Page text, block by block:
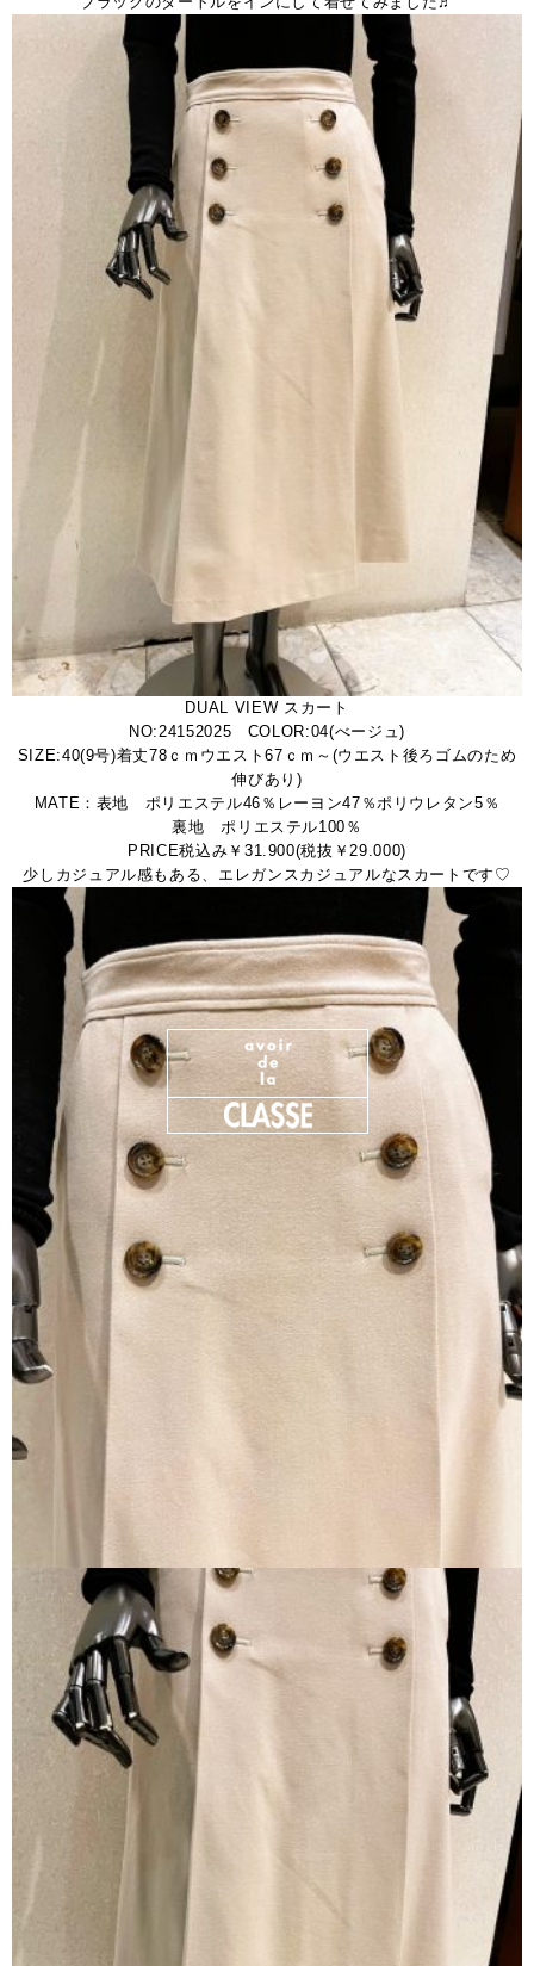
DUAL VIEW スカート
NO:24152025 COLOR:04(べージュ)
SIZE:40(9号)着丈78ｃｍウエスト67ｃｍ～(ウエスト後ろゴムのため
伸びあり)
MATE：表地 ポリエステル46％レーヨン47％ポリウレタン5％
裏地 ポリエステル100％
PRICE税込み￥31.900(税抜￥29.000)
少しカジュアル感もある、エレガンスカジュアルなスカートです♡